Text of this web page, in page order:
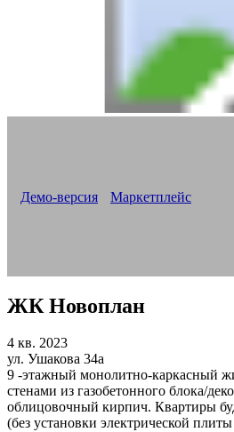
Демо-версия
Маркетплейс
ЖК Новоплан
4 кв. 2023
ул. Ушакова 34а
9 -этажный монолитно-каркасный
стенами из газобетонного блока/
облицовочный кирпич. Квартиры
(без установки электрической